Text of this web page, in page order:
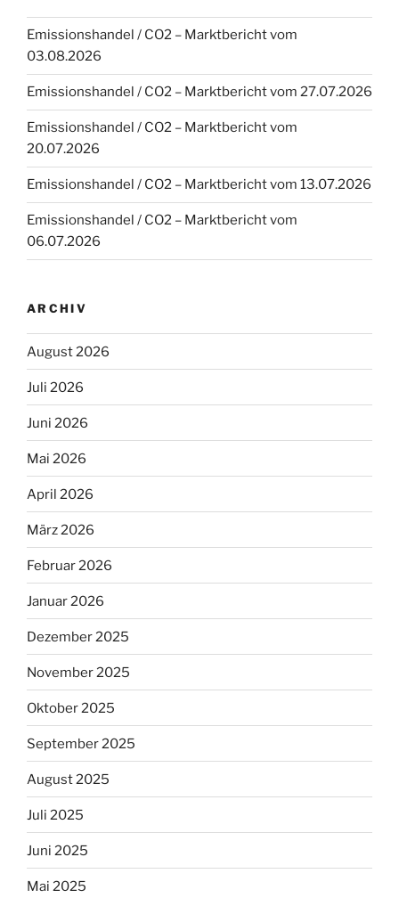
Emissionshandel / CO2 – Marktbericht vom
03.08.2026
Emissionshandel / CO2 – Marktbericht vom 27.07.2026
Emissionshandel / CO2 – Marktbericht vom
20.07.2026
Emissionshandel / CO2 – Marktbericht vom 13.07.2026
Emissionshandel / CO2 – Marktbericht vom
06.07.2026
ARCHIV
August 2026
Juli 2026
Juni 2026
Mai 2026
April 2026
März 2026
Februar 2026
Januar 2026
Dezember 2025
November 2025
Oktober 2025
September 2025
August 2025
Juli 2025
Juni 2025
Mai 2025